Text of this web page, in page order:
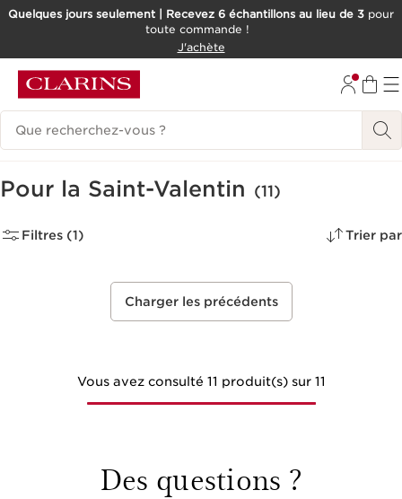
ALLER AU CONTENU
Quelques jours seulement | Recevez 6 échantillons au lieu de 3 pour
toute commande !
J'achète
Historique des recherches
Pour la Saint-Valentin (11)
Filtres (1) Trier par
Charger les précédents
Vous avez consulté 11 produit(s) sur 11
Des questions ?